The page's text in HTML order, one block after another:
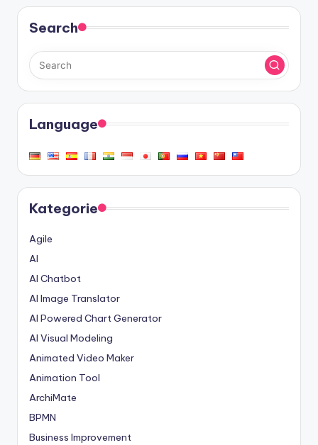
Search
Language
Kategorie
Agile
AI
AI Chatbot
AI Image Translator
AI Powered Chart Generator
AI Visual Modeling
Animated Video Maker
Animation Tool
ArchiMate
BPMN
Business Improvement